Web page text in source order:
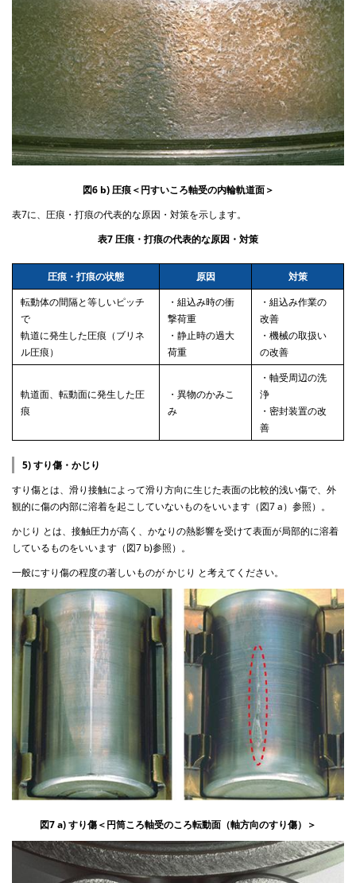
図6 b) 圧痕＜円すいころ軸受の内輪軌道面＞
表7に、圧痕・打痕の代表的な原因・対策を示します。
表7 圧痕・打痕の代表的な原因・対策
圧痕・打痕の状態 原因
対策
転動体の間隔と等しいピッチ
で
軌道に発生した圧痕（ブリネ
ル圧痕）
・組込み時の衝
撃荷重
・静止時の過大
荷重
・組込み作業の
改善
・機械の取扱い
の改善
軌道面、転動面に発生した圧
痕
・異物のかみこ
み
・軸受周辺の洗
浄
・密封装置の改
善
5) すり傷・かじり
すり傷とは、滑り接触によって滑り方向に生じた表面の比較的浅い傷で、外
観的に傷の内部に溶着を起こしていないものをいいます（図7 a）参照）。
かじり とは、接触圧力が高く、かなりの熱影響を受けて表面が局部的に溶着
しているものをいいます（図7 b)参照）。
一般にすり傷の程度の著しいものが かじり と考えてください。
図7 a) すり傷＜円筒ころ軸受のころ転動面（軸方向のすり傷）＞